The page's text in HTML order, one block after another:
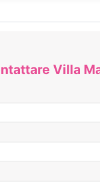
Villa